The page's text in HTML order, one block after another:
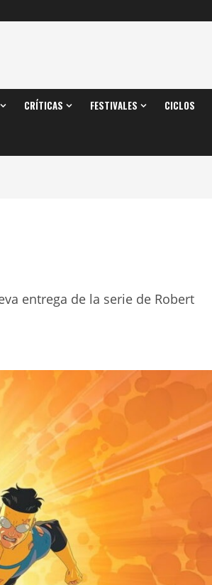
CRÍTICAS FESTIVALES CICLOS
entrega de la serie de Robert